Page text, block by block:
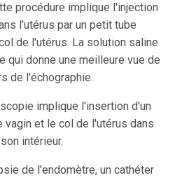
procédure implique l'injection
l'utérus par un petit tube
de l'utérus. La solution saline
qui donne une meilleure vue de
de l'échographie.
implique l'insertion d'un
et le col de l'utérus dans
intérieur.
de l'endomètre, un cathéter